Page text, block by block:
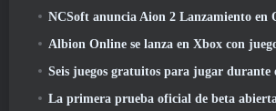
NCSoft anuncia Aion 2 Lanzamiento en
Albion Online se lanza en Xbox con juego
Seis juegos gratuitos para jugar durante el
La primera prueba oficial de beta abierta de Gloria